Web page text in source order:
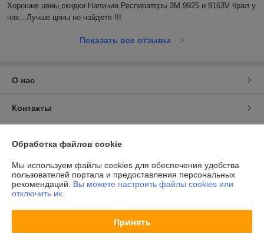
Хорошие цены,скидки.Наличие.Респираторы 3M 9925 и 9163V брал у
них...Лучше цены не найдете !!!
Показать все отзывы
О нас
Контакты
График работы
Полная версия сайта
Политика обработки cookies
Обработка файлов cookie
Мы используем файлы cookies для обеспечения удобства
пользователей портала и предоставления персональных
рекомендаций. Вы можете настроить файлы cookies или
отключить их.
Принять